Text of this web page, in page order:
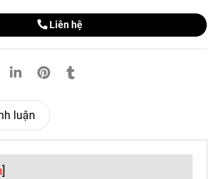
Liên hệ
luận
]